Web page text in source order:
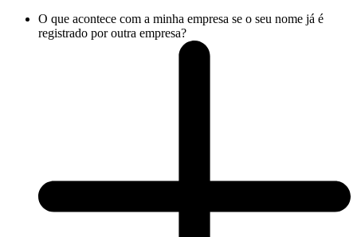
O que acontece com a minha empresa se o seu nome já é
registrado por outra empresa?